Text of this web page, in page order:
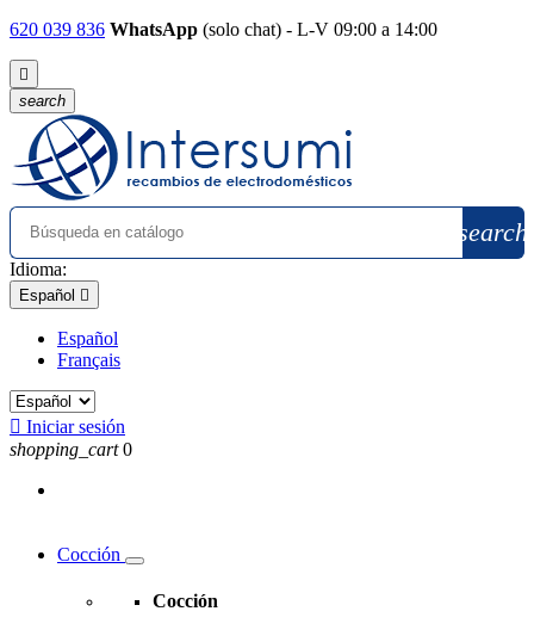
620 039 836 WhatsApp (solo chat) - L-V 09:00 a 14:00

search
search
Idioma:
Español 
Español
Français
 Iniciar sesión
shopping_cart 0
Cocción
Cocción